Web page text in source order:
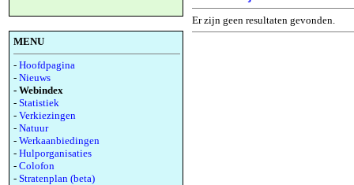
MENU
- Hoofdpagina
- Nieuws
- Webindex
- Statistiek
- Verkiezingen
- Natuur
- Werkaanbiedingen
- Hulporganisaties
- Colofon
- Stratenplan (beta)
Er zijn geen resultaten gevonden.